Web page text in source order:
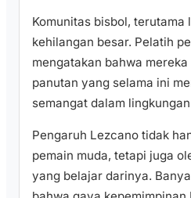
Komunitas bisbol, terutama
kehilangan besar. Pelatih
mengatakan bahwa
panutan yang selama ini
semangat dalam
Pengaruh Lezcano tidak
pemain muda, tetapi juga
yang belajar darinya.